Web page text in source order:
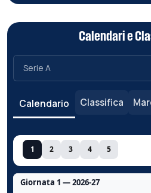
Calendari e
Calendario Classifica
1 2 3 4 5
Giornata 1 — 2026-27